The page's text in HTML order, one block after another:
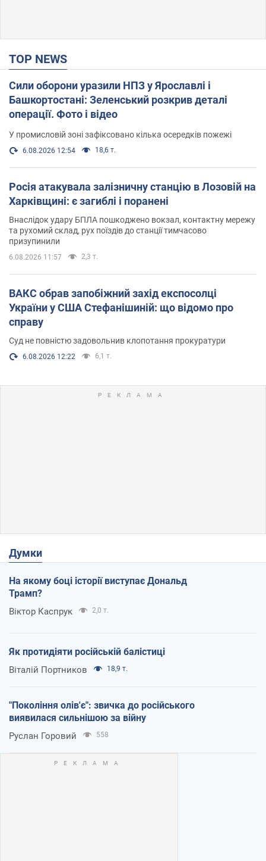
TOP NEWS
Сили оборони уразили НПЗ у Ярославлі і
Башкортостані: Зеленський розкрив деталі
операції. Фото і відео
У промисловій зоні зафіксовано кілька осередків пожежі
6.08.2026 12:54 18,6 т.
Росія атакувала залізничну станцію в Лозовій на
Харківщині: є загиблі і поранені
Внаслідок удару БПЛА пошкоджено вокзал, контактну мережу
та рухомий склад, рух поїздів до станції тимчасово
призупинили
6.08.2026 11:57 2,3 т.
ВАКС обрав запобіжний захід експосолці
України у США Стефанішиній: що відомо про
справу
Суд не повністю задовольнив клопотання прокуратури
6.08.2026 12:22 6,1 т.
Думки
На якому боці історії виступає Дональд
Трамп?
Віктор Каспрук 2,0 т.
Як протидіяти російській балістиці
Віталій Портников 18,9 т.
"Покоління олів'є": звичка до російського
виявилася сильнішою за війну
Руслан Горовий 558